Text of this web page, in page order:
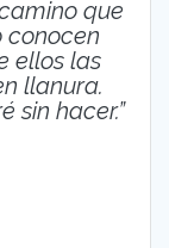
que
conocen
ellos las
llanura.
sin hacer.”